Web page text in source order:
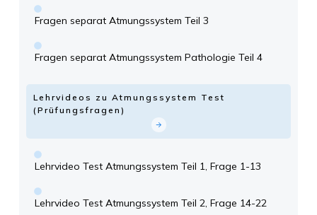
Fragen separat Atmungssystem Teil 3
Fragen separat Atmungssystem Pathologie Teil 4
Lehrvideos zu Atmungssystem Test
(Prüfungsfragen)
Lehrvideo Test Atmungssystem Teil 1, Frage 1-13
Lehrvideo Test Atmungssystem Teil 2, Frage 14-22